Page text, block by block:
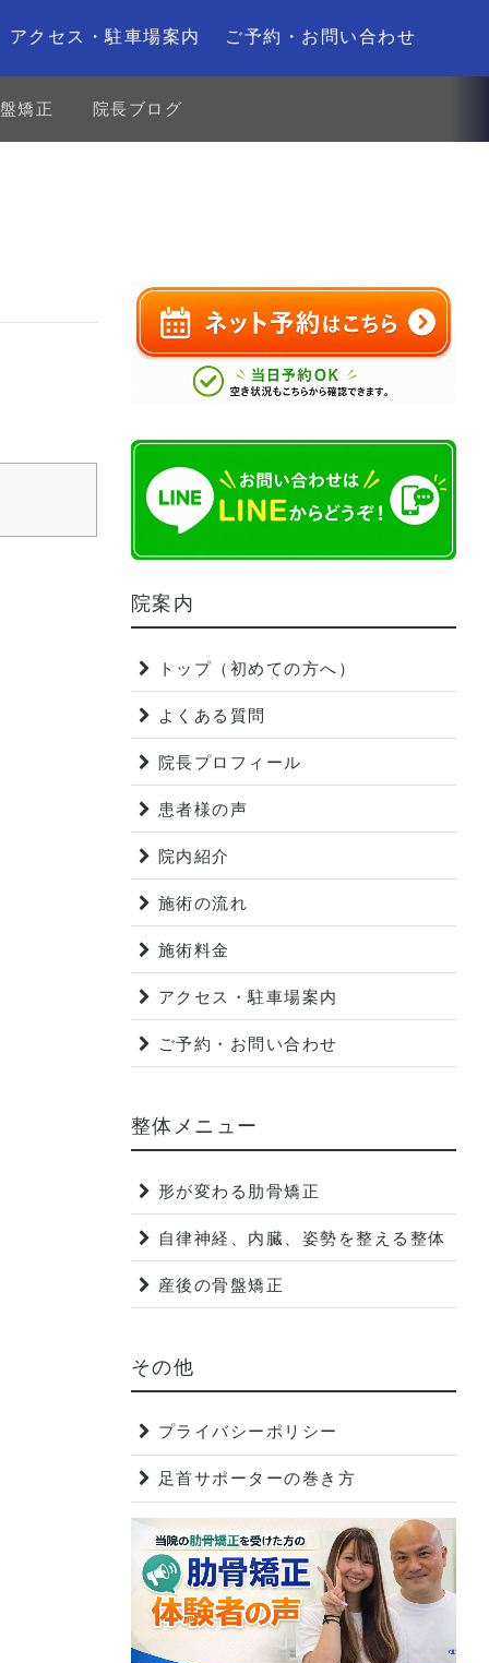
アクセス・駐車場案内 ご予約・お問い合わせ
矯正 院長ブログ
院案内
トップ（初めての方へ）
よくある質問
院長プロフィール
患者様の声
院内紹介
施術の流れ
施術料金
アクセス・駐車場案内
ご予約・お問い合わせ
整体メニュー
形が変わる肋骨矯正
自律神経、内臓、姿勢を整える整体
産後の骨盤矯正
その他
プライバシーポリシー
足首サポーターの巻き方